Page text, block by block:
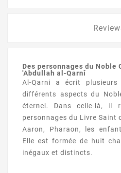
Des personnages du Noble
'Abdullah al-Qarnî
Al-Qarni a écrit
différents aspects du
éternel. Dans celle-là, il
personnages du Livre Saint
Aaron, Pharaon, les
Elle est formée de huit
inégaux et distincts.